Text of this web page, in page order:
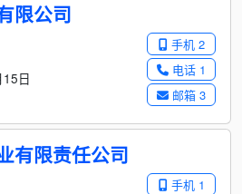
限公司
手机 2
电话 1
邮箱 3
日
有限责任公司
手机 1